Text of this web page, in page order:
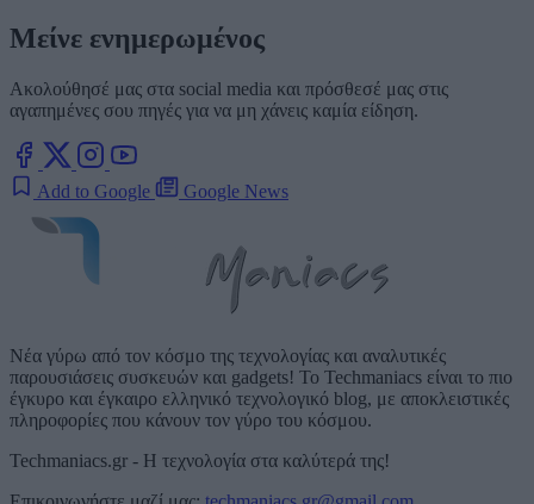
Μείνε ενημερωμένος
Ακολούθησέ μας στα social media και πρόσθεσέ μας στις
αγαπημένες σου πηγές για να μη χάνεις καμία είδηση.
Add to Google Google News
Νέα γύρω από τον κόσμο της τεχνολογίας και αναλυτικές
παρουσιάσεις συσκευών και gadgets! Το Techmaniacs είναι το πιο
έγκυρο και έγκαιρο ελληνικό τεχνολογικό blog, με αποκλειστικές
πληροφορίες που κάνουν τον γύρο του κόσμου.
Techmaniacs.gr - Η τεχνολογία στα καλύτερά της!